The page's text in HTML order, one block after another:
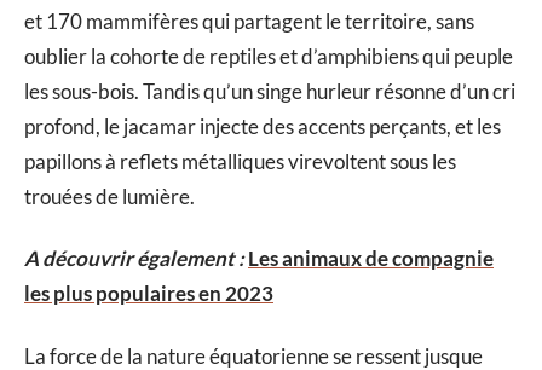
et 170 mammifères qui partagent le territoire, sans
oublier la cohorte de reptiles et d’amphibiens qui peuple
les sous-bois. Tandis qu’un singe hurleur résonne d’un cri
profond, le jacamar injecte des accents perçants, et les
papillons à reflets métalliques virevoltent sous les
trouées de lumière.
A découvrir également :Les animaux de compagnie
les plus populaires en 2023
La force de la nature équatorienne se ressent jusque